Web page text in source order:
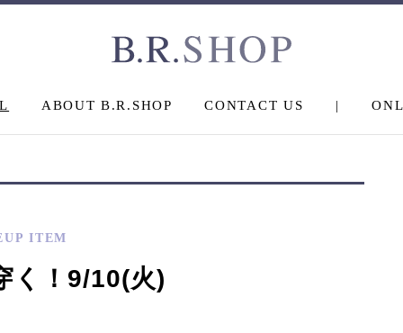
ABOUT B.R.SHOP CONTACT US |
ITEM
く！9/10(火)